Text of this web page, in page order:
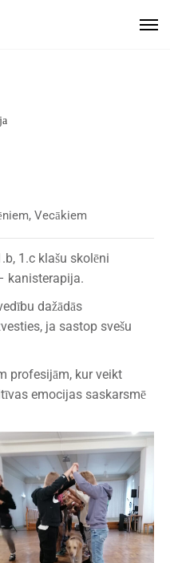
, Vecākiem
1.c klašu skolēni
kanisterapija.
dažādās
ja sastop svešu
profesijām, kur veikt
emocijas saskarsmē